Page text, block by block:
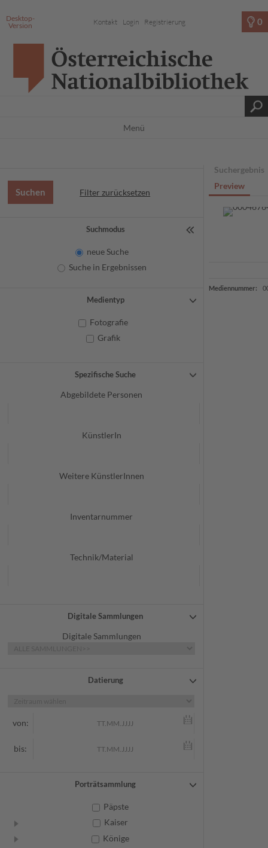
Desktop-
Version
Kontakt Login Registrierung 0
Menü
Filter zurücksetzen
Suchmodus
neue Suche
Suche in Ergebnissen
Medientyp
Fotografie
Grafik
Spezifische Suche
Abgebildete Personen
KünstlerIn
Weitere KünstlerInnen
Inventarnummer
Technik/Material
Digitale Sammlungen
Digitale Sammlungen
Datierung
von:
bis:
Porträtsammlung
Päpste
Kaiser
Könige
Suchergebnis
Preview
Mediennummer: